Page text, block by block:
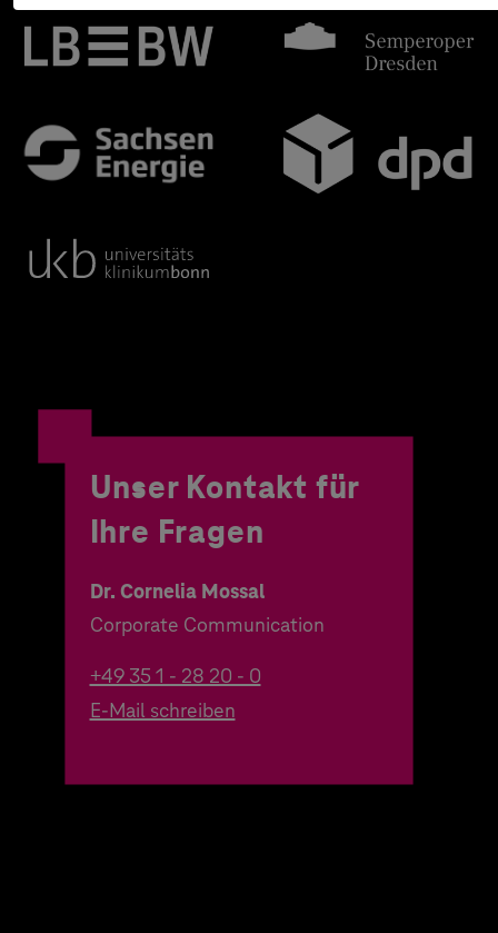
Unser Kontakt für
Ihre Fragen
Dr. Cornelia Mossal
Corporate Communication
+49 35 1 - 28 20 - 0
E-Mail schreiben